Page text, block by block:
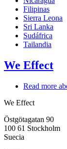
Filipinas
Sierra Leona
Sri Lanka
Sudáfrica
Tailandia
We Effect
Read more
We Effect
Östgötagatan 90
100 61 Stockholm
Suecia